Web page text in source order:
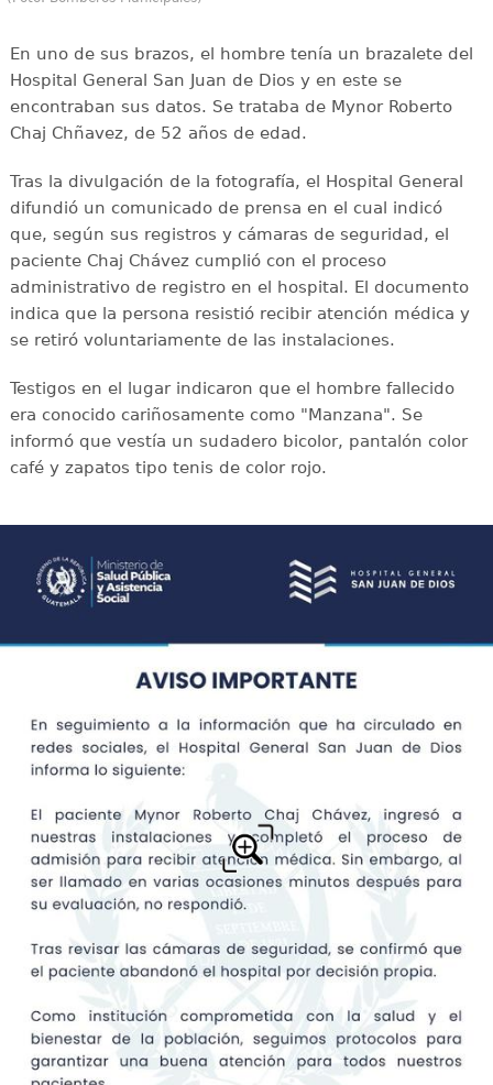
En uno de sus brazos, el hombre tenía un brazalete del
Hospital General San Juan de Dios y en este se
encontraban sus datos. Se trataba de Mynor Roberto
Chaj Chñavez, de 52 años de edad.
Tras la divulgación de la fotografía, el Hospital General
difundió un comunicado de prensa en el cual indicó
que, según sus registros y cámaras de seguridad, el
paciente Chaj Chávez cumplió con el proceso
administrativo de registro en el hospital. El documento
indica que la persona resistió recibir atención médica y
se retiró voluntariamente de las instalaciones.
Testigos en el lugar indicaron que el hombre fallecido
era conocido cariñosamente como "Manzana". Se
informó que vestía un sudadero bicolor, pantalón color
café y zapatos tipo tenis de color rojo.